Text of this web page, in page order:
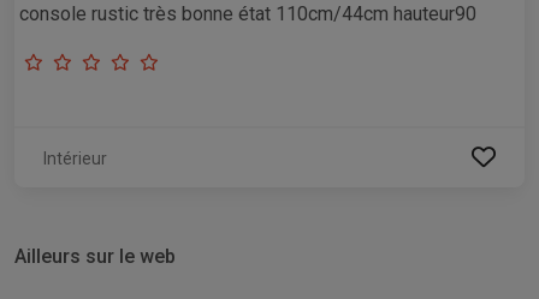
console rustic très bonne état 110cm/44cm hauteur90
Intérieur
Ailleurs sur le web